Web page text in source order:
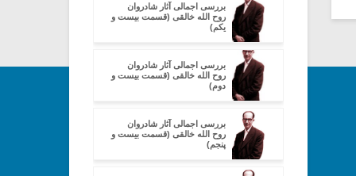
بررسی اجمالی آثار شادروان
روح الله خالقی (قسمت بیست و
یکم)
بررسی اجمالی آثار شادروان
روح الله خالقی (قسمت بیست و
دوم)
بررسی اجمالی آثار شادروان
روح الله خالقی (قسمت بیست و
پنجم)